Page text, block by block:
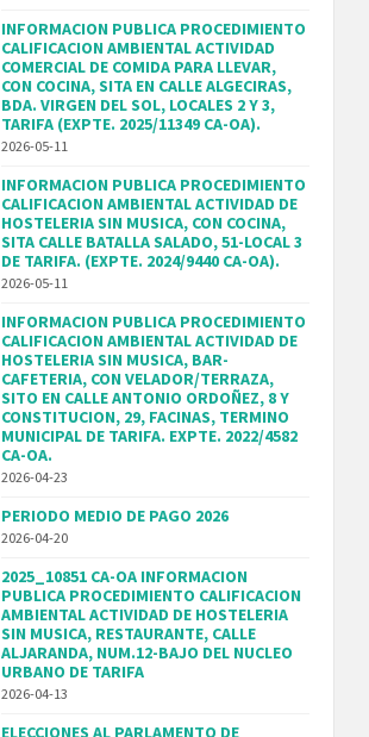
INFORMACION PUBLICA PROCEDIMIENTO
CALIFICACION AMBIENTAL ACTIVIDAD
COMERCIAL DE COMIDA PARA LLEVAR,
CON COCINA, SITA EN CALLE ALGECIRAS,
BDA. VIRGEN DEL SOL, LOCALES 2 Y 3,
TARIFA (EXPTE. 2025/11349 CA-OA).
2026-05-11
INFORMACION PUBLICA PROCEDIMIENTO
CALIFICACION AMBIENTAL ACTIVIDAD DE
HOSTELERIA SIN MUSICA, CON COCINA,
SITA CALLE BATALLA SALADO, 51-LOCAL 3
DE TARIFA. (EXPTE. 2024/9440 CA-OA).
2026-05-11
INFORMACION PUBLICA PROCEDIMIENTO
CALIFICACION AMBIENTAL ACTIVIDAD DE
HOSTELERIA SIN MUSICA, BAR-
CAFETERIA, CON VELADOR/TERRAZA,
SITO EN CALLE ANTONIO ORDOÑEZ, 8 Y
CONSTITUCION, 29, FACINAS, TERMINO
MUNICIPAL DE TARIFA. EXPTE. 2022/4582
CA-OA.
2026-04-23
PERIODO MEDIO DE PAGO 2026
2026-04-20
2025_10851 CA-OA INFORMACION
PUBLICA PROCEDIMIENTO CALIFICACION
AMBIENTAL ACTIVIDAD DE HOSTELERIA
SIN MUSICA, RESTAURANTE, CALLE
ALJARANDA, NUM.12-BAJO DEL NUCLEO
URBANO DE TARIFA
2026-04-13
ELECCIONES AL PARLAMENTO DE